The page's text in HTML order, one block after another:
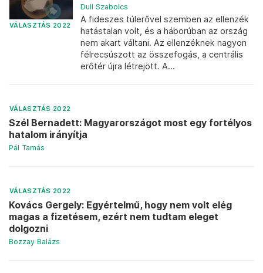
VÁLASZTÁS 2022
Dull Szabolcs
A fideszes túlerővel szemben az ellenzék
hatástalan volt, és a háborúban az ország
nem akart váltani. Az ellenzéknek nagyon
félrecsúszott az összefogás, a centrális
erőtér újra létrejött. A...
VÁLASZTÁS 2022
Szél Bernadett: Magyarországot most egy fortélyos
hatalom irányítja
Pál Tamás
VÁLASZTÁS 2022
Kovács Gergely: Egyértelmű, hogy nem volt elég
magas a fizetésem, ezért nem tudtam eleget
dolgozni
Bozzay Balázs